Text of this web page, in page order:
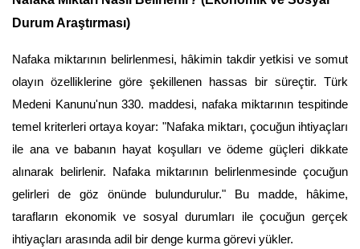
Durum Araştırması)
Nafaka miktarının belirlenmesi, hâkimin takdir yetkisi ve somut
olayın özelliklerine göre şekillenen hassas bir süreçtir. Türk
Medeni Kanunu'nun 330. maddesi, nafaka miktarının tespitinde
temel kriterleri ortaya koyar: "Nafaka miktarı, çocuğun ihtiyaçları
ile ana ve babanın hayat koşulları ve ödeme güçleri dikkate
alınarak belirlenir. Nafaka miktarının belirlenmesinde çocuğun
gelirleri de göz önünde bulundurulur." Bu madde, hâkime,
tarafların ekonomik ve sosyal durumları ile çocuğun gerçek
ihtiyaçları arasında adil bir denge kurma görevi yükler.